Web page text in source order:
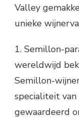
Valley
unieke
1. Semillon-
wereldwijd
Semillon-
specialiteit
gewaardeerd